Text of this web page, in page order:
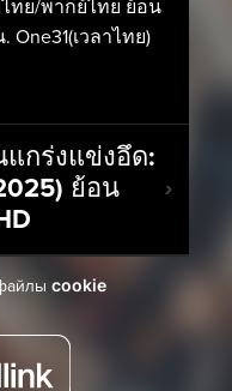
ไทย/พากย์ไทย ย้อน
One31(เวลาไทย)
กร่งแข่งอึด:
ย้อน
cookie